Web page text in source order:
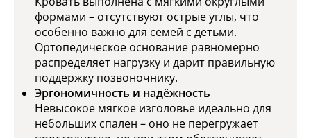
формами – отсутствуют острые углы, что
особенно важно для семей с детьми.
Ортопедическое основание равномерно
распределяет нагрузку и дарит правильную
поддержку позвоночнику.
Эргономичность и надёжность
Невысокое мягкое изголовье идеально для
небольших спален – оно не перегружает